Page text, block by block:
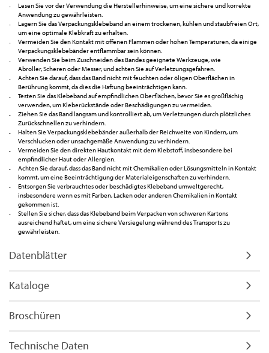
Lesen Sie vor der Verwendung die Herstellerhinweise, um eine sichere und korrekte
Anwendung zu gewährleisten.
Lagern Sie das Verpackungsklebeband an einem trockenen, kühlen und staubfreien Ort,
um eine optimale Klebkraft zu erhalten.
Vermeiden Sie den Kontakt mit offenen Flammen oder hohen Temperaturen, da einige
Verpackungsklebebänder entflammbar sein können.
Verwenden Sie beim Zuschneiden des Bandes geeignete Werkzeuge, wie
Abroller, Scheren oder Messer, und achten Sie auf Verletzungsgefahren.
Achten Sie darauf, dass das Band nicht mit feuchten oder öligen Oberflächen in
Berührung kommt, da dies die Haftung beeinträchtigen kann.
Testen Sie das Klebeband auf empfindlichen Oberflächen, bevor Sie es großflächig
verwenden, um Kleberückstände oder Beschädigungen zu vermeiden.
Ziehen Sie das Band langsam und kontrolliert ab, um Verletzungen durch plötzliches
Zurückschnellen zu verhindern.
Halten Sie Verpackungsklebebänder außerhalb der Reichweite von Kindern, um
Verschlucken oder unsachgemäße Anwendung zu verhindern.
Vermeiden Sie den direkten Hautkontakt mit dem Klebstoff, insbesondere bei
empfindlicher Haut oder Allergien.
Achten Sie darauf, dass das Band nicht mit Chemikalien oder Lösungsmitteln in Kontakt
kommt, um eine Beeinträchtigung der Materialeigenschaften zu verhindern.
Entsorgen Sie verbrauchtes oder beschädigtes Klebeband umweltgerecht,
insbesondere wenn es mit Farben, Lacken oder anderen Chemikalien in Kontakt
gekommen ist.
Stellen Sie sicher, dass das Klebeband beim Verpacken von schweren Kartons
ausreichend haftet, um eine sichere Versiegelung während des Transports zu
gewährleisten.
Datenblätter
Kataloge
Broschüren
Technische Daten